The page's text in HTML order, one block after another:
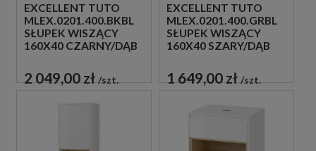
EXCELLENT TUTO
MLEX.0201.400.BKBL
SŁUPEK WISZĄCY
160X40 CZARNY/DĄB
2 049,00 zł szt.
EXCELLENT TUTO
MLEX.0201.400.GRBL
SŁUPEK WISZĄCY
160X40 SZARY/DĄB
1 649,00 zł szt.